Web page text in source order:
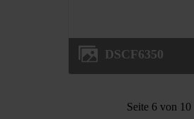
DSCF6350
Seite 6 von 10